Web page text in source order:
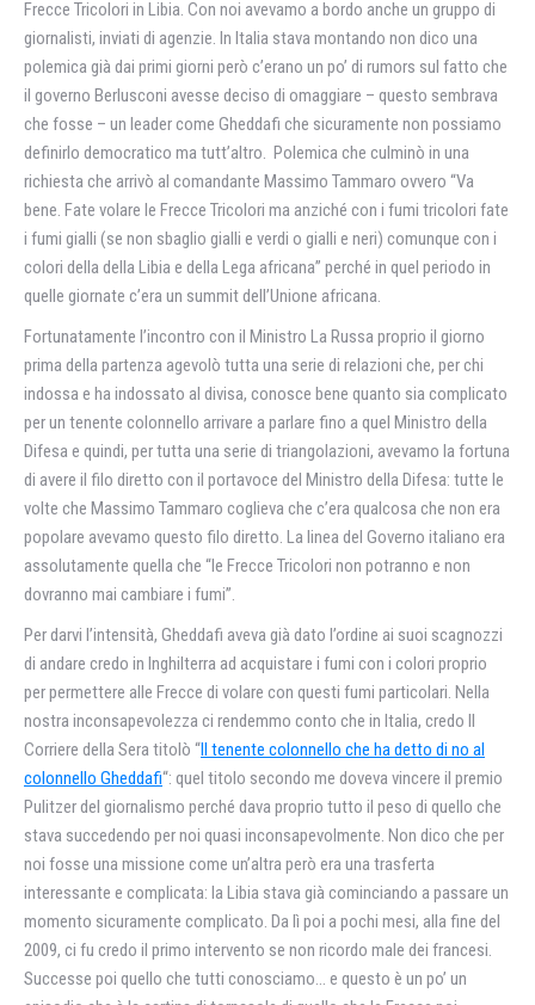
Frecce Tricolori in Libia. Con noi avevamo a bordo anche un gruppo di
giornalisti, inviati di agenzie. In Italia stava montando non dico una
polemica già dai primi giorni però c’erano un po’ di rumors sul fatto che
il governo Berlusconi avesse deciso di omaggiare – questo sembrava
che fosse – un leader come Gheddafi che sicuramente non possiamo
definirlo democratico ma tutt’altro. Polemica che culminò in una
richiesta che arrivò al comandante Massimo Tammaro ovvero “Va
bene. Fate volare le Frecce Tricolori ma anziché con i fumi tricolori fate
i fumi gialli (se non sbaglio gialli e verdi o gialli e neri) comunque con i
colori della della Libia e della Lega africana” perché in quel periodo in
quelle giornate c’era un summit dell’Unione africana.
Fortunatamente l’incontro con il Ministro La Russa proprio il giorno
prima della partenza agevolò tutta una serie di relazioni che, per chi
indossa e ha indossato al divisa, conosce bene quanto sia complicato
per un tenente colonnello arrivare a parlare fino a quel Ministro della
Difesa e quindi, per tutta una serie di triangolazioni, avevamo la fortuna
di avere il filo diretto con il portavoce del Ministro della Difesa: tutte le
volte che Massimo Tammaro coglieva che c’era qualcosa che non era
popolare avevamo questo filo diretto. La linea del Governo italiano era
assolutamente quella che “le Frecce Tricolori non potranno e non
dovranno mai cambiare i fumi”.
Per darvi l’intensità, Gheddafi aveva già dato l’ordine ai suoi scagnozzi
di andare credo in Inghilterra ad acquistare i fumi con i colori proprio
per permettere alle Frecce di volare con questi fumi particolari. Nella
nostra inconsapevolezza ci rendemmo conto che in Italia, credo Il
Corriere della Sera titolò “ Il tenente colonnello che ha detto di no al
colonnello Gheddafi“: quel titolo secondo me doveva vincere il premio
Pulitzer del giornalismo perché dava proprio tutto il peso di quello che
stava succedendo per noi quasi inconsapevolmente. Non dico che per
noi fosse una missione come un’altra però era una trasferta
interessante e complicata: la Libia stava già cominciando a passare un
momento sicuramente complicato. Da lì poi a pochi mesi, alla fine del
2009, ci fu credo il primo intervento se non ricordo male dei francesi.
Successe poi quello che tutti conosciamo… e questo è un po’ un